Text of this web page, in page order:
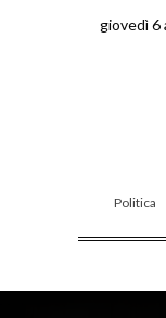
giovedì 6
Politica